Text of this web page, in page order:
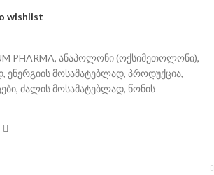
wishlist
PHARMA, ანაპოლონი (ოქსიმეთოლონი),
, ენერგიის მოსამატებლად, პროდუქცია,
, ძალის მოსამატებლად, წონის